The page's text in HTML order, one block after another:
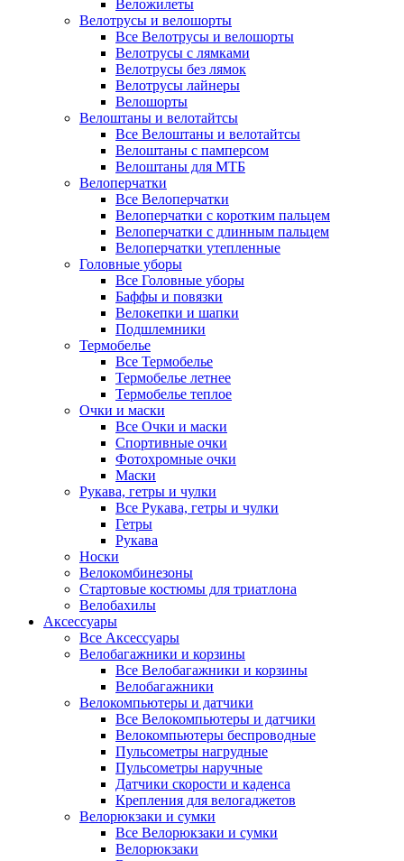
Веложилеты
Велотрусы и велошорты
Все Велотрусы и велошорты
Велотрусы с лямками
Велотрусы без лямок
Велотрусы лайнеры
Велошорты
Велоштаны и велотайтсы
Все Велоштаны и велотайтсы
Велоштаны с памперсом
Велоштаны для МТБ
Велоперчатки
Все Велоперчатки
Велоперчатки с коротким пальцем
Велоперчатки с длинным пальцем
Велоперчатки утепленные
Головные уборы
Все Головные уборы
Баффы и повязки
Велокепки и шапки
Подшлемники
Термобелье
Все Термобелье
Термобелье летнее
Термобелье теплое
Очки и маски
Все Очки и маски
Спортивные очки
Фотохромные очки
Маски
Рукава, гетры и чулки
Все Рукава, гетры и чулки
Гетры
Рукава
Носки
Велокомбинезоны
Стартовые костюмы для триатлона
Велобахилы
Аксессуары
Все Аксессуары
Велобагажники и корзины
Все Велобагажники и корзины
Велобагажники
Велокомпьютеры и датчики
Все Велокомпьютеры и датчики
Велокомпьютеры беспроводные
Пульсометры нагрудные
Пульсометры наручные
Датчики скорости и каденса
Крепления для велогаджетов
Велорюкзаки и сумки
Все Велорюкзаки и сумки
Велорюкзаки